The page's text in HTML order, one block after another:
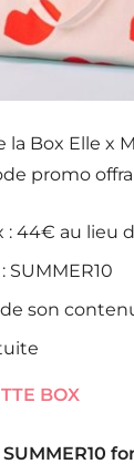
la Box Elle x
promo
: 44€ au lieu
SUMMER10
son
BOX